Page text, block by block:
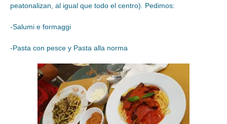
peatonalizan, al igual que todo el centro). Pedimos:
-Salumi e formaggi
-Pasta con pesce y Pasta alla norma